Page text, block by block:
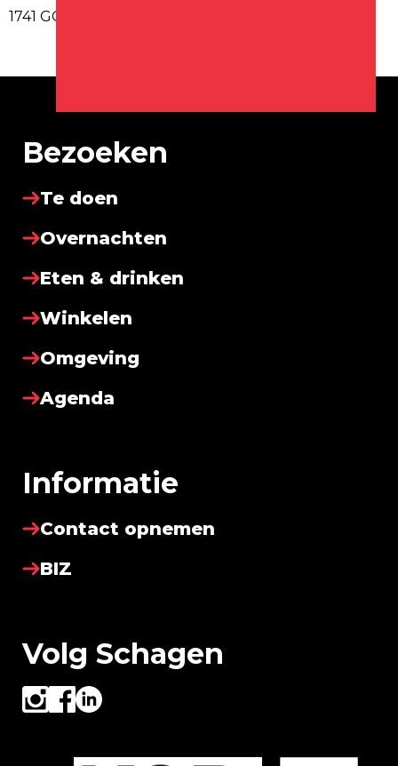
1741 GC Schagen
Bezoeken
Te doen
Overnachten
Eten & drinken
Winkelen
Omgeving
Agenda
Informatie
Contact opnemen
BIZ
Volg Schagen